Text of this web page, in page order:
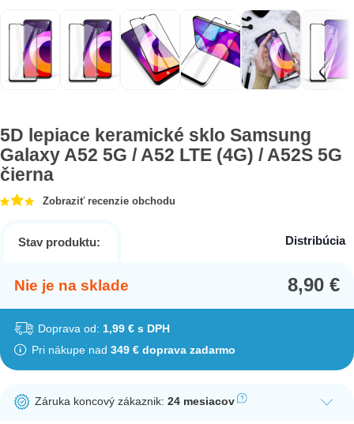
5D lepiace keramické sklo Samsung
Galaxy A52 5G / A52 LTE (4G) / A52S 5G
čierna
Zobraziť recenzie obchodu
Stav produktu: Distribúcia
Nie je na sklade 8,90€
Doprava od: 1,99 € s DPH
Pri nákupe nad 349 € doprava zadarmo
Záruka koncový zákaznik:24 mesiacov